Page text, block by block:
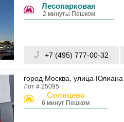
Лесопарковая
2 минуты Пешком
+7 (495) 777-00-32
город Москва, улица
Лот # 25095
Солнцево
6 минут Пешком